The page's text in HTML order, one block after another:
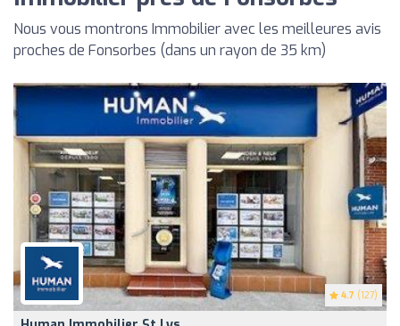
Nous vous montrons Immobilier avec les meilleures avis
proches de Fonsorbes (dans un rayon de 35 km)
4.7 (127)